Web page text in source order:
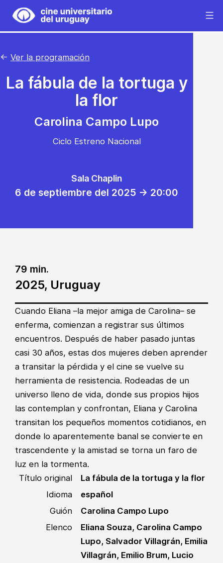
Saltar
contenido
Cine
Universitario
Uruguay
← Ver la programación
La fábula de la tortuga y
la flor
Carolina Campo Lupo
Ciclo Estreno Nacional
Sala Chaplin
6 de septiembre del 2025 -> 20:00
2025, Uruguay
79 min.
Cuando Eliana –la mejor amiga de Carolina– se
enferma, comienzan a registrar sus últimos
encuentros. Después de haber pasado juntas
casi 30 años, estas dos mujeres deben aprender
a transitar la pérdida y el cine se vuelve su
herramienta de resistencia. Rodeadas de un
universo lleno de vida, donde sus propios hijos
las contemplan y confrontan, Eliana y Carolina
transitan los pequeños momentos cotidianos, en
donde lo aparentemente banal se convierte en
trascendente y la amistad se torna un faro de
luz en la tormenta.
Título original
La fábula de la tortuga y la flor
Idioma
español
Guión
Carolina Campo Lupo
Elenco
Eliana Souza, Carolina Campo
Lupo, Salvador Villagrán, Emilia
Villagrán, Emilio Brum, Lucio